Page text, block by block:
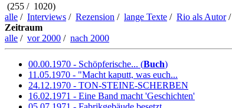
(255 / 1020)
alle / Interviews / Rezension / lange Texte / Rio als Autor/
Zeitraum
alle / vor 2000 / nach 2000
00.00.1970 - Schöpferische... (Buch)
11.05.1970 - "Macht kaputt, was euch...
24.12.1970 - TON-STEINE-SCHERBEN
16.02.1971 - Eine Band macht 'Geschichten'